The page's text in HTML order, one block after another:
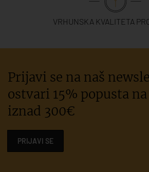
VRHUNSKA KVALITETA
Prijavi se na naš
ostvari 15% popusta
iznad 300€
PRIJAVI SE